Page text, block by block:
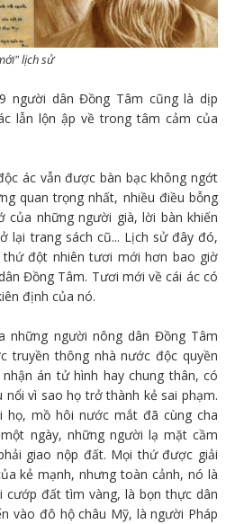
lịch sử
người dân Đồng Tâm cũng là dịp
lẫn lộn ập về trong tâm cảm của
ác vẫn được bàn bạc không ngớt
quan trọng nhất, nhiều điều bỗng
của những người già, lời bàn khiến
lại trang sách cũ... Lịch sử đây đó,
đột nhiên tươi mới hơn bao giờ
Đồng Tâm. Tươi mới về cái ác có
định của nó.
những người nông dân Đồng Tâm
truyền thông nhà nước độc quyền
án tử hình hay chung thân, có
vì sao họ trở thành kẻ sai phạm.
họ, mồ hôi nước mắt đã cùng cha
ngày, những người lạ mặt cầm
giao nộp đất. Mọi thứ được giải
kẻ mạnh, nhưng toàn cảnh, nó là
cướp đất tìm vàng, là bọn thực dân
vào đô hộ châu Mỹ, là người Pháp